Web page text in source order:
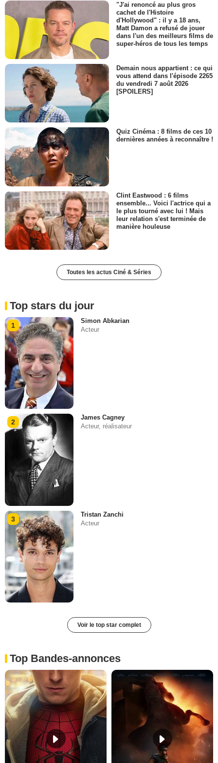
"J'ai renoncé au plus gros
cachet de l'Histoire
d'Hollywood" : il y a 18 ans,
Matt Damon a refusé de jouer
dans l'un des meilleurs films de
super-héros de tous les temps
Demain nous appartient : ce qui
vous attend dans l'épisode 2265
du vendredi 7 août 2026
[SPOILERS]
Quiz Cinéma : 8 films de ces 10
dernières années à reconnaître !
Clint Eastwood : 6 films
ensemble... Voici l'actrice qui a
le plus tourné avec lui ! Mais
leur relation s'est terminée de
manière houleuse
Toutes les actus Ciné & Séries
Top stars du jour
1
Simon Abkarian
Acteur
2
James Cagney
Acteur, réalisateur
3
Tristan Zanchi
Acteur
Voir le top star complet
Top Bandes-annonces